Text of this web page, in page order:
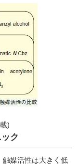
)
ク
触媒活性は大きく低